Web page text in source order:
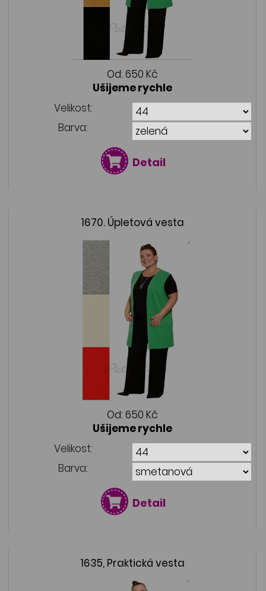
Od: 650 Kč
Ušijeme rychle
Velikost:
Barva:
Detail
1670. Úpletová vesta
Od: 650 Kč
Ušijeme rychle
Velikost:
Barva:
Detail
1635, Praktická vesta